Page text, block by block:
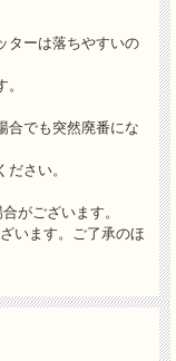
ターは落ちやすいの
合でも突然廃番にな
さい。
がございます。
います。ご了承のほ